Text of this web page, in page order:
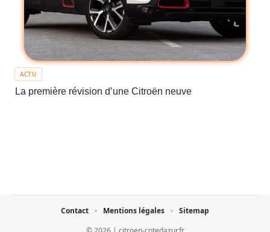
ACTU
La première révision d’une Citroën neuve
Contact Mentions légales Sitemap